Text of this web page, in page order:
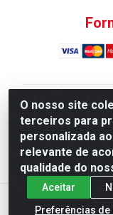
O nosso site
terceiros para
personalizada
relevante de
qualidade do
Aceitar
Preferências de
Atacadao da
Distribuicao
Industrial